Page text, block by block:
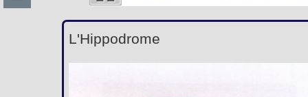
L'Hippodrome